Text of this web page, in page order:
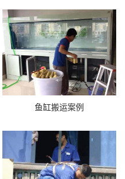
鱼缸搬运案例